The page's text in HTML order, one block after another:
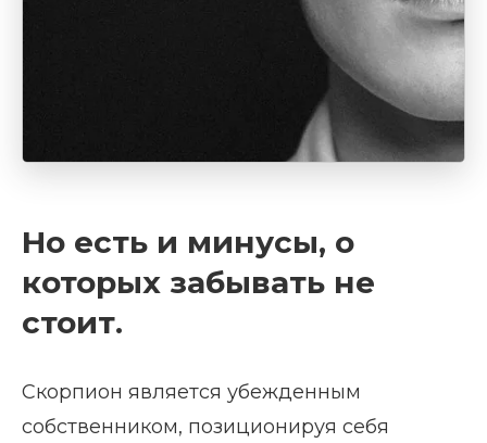
Но есть и минусы, о
которых забывать не
стоит.
Скорпион является убежденным
собственником, позиционируя себя